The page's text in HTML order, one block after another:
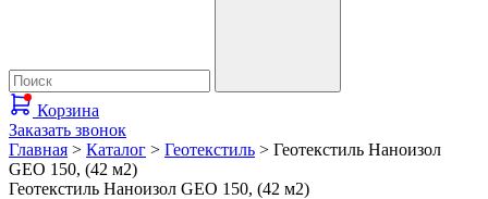
Корзина
Заказать звонок
Главная > Каталог > Геотекстиль > Геотекстиль Наноизол
GEO 150, (42 м2)
Геотекстиль Наноизол GEO 150, (42 м2)